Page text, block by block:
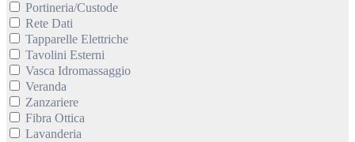
Portineria/Custode
Rete Dati
Tapparelle Elettriche
Tavolini Esterni
Vasca Idromassaggio
Veranda
Zanzariere
Fibra Ottica
Lavanderia